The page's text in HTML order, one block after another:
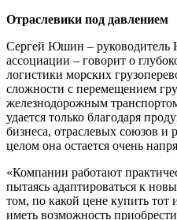
Отраслевики под давлением
Сергей Юшин – руководитель
ассоциации – гово­рит о
логистики морских
сложности с перемещением
железнодорожным
удается только благодаря
бизнеса, отраслевых союзов
целом она остает­ся очень
«Компании работают
пытаясь адаптиро­ваться к
том, по какой цене купить
иметь возможность